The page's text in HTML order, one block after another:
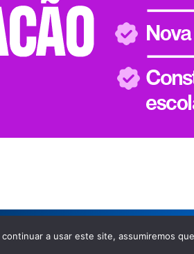
a usar este site, assumiremos